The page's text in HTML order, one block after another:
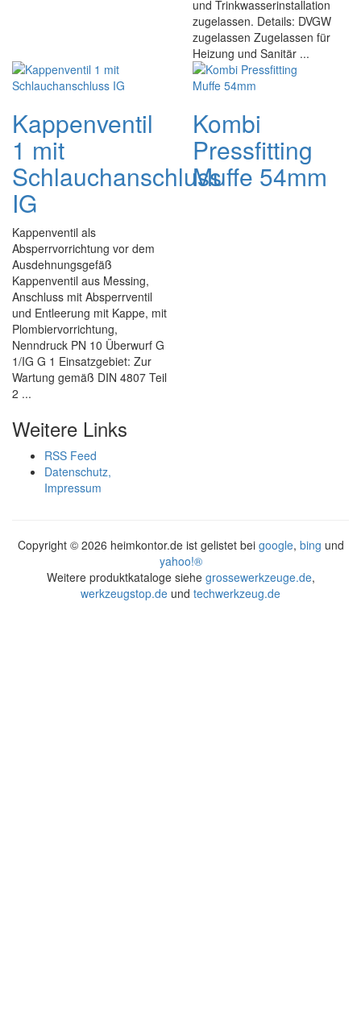
und Trinkwasserinstallation
zugelassen. Details: DVGW
zugelassen Zugelassen für
Heizung und Sanitär ...
Kappenventil
1 mit
Schlauchanschluss
IG
Kappenventil als
Absperrvorrichtung vor dem
Ausdehnungsgefäß
Kappenventil aus Messing,
Anschluss mit Absperrventil
und Entleerung mit Kappe, mit
Plombiervorrichtung,
Nenndruck PN 10 Überwurf G
1/IG G 1 Einsatzgebiet: Zur
Wartung gemäß DIN 4807 Teil
2 ...
Kombi
Pressfitting
Muffe 54mm
Weitere Links
RSS Feed
Datenschutz,
Impressum
Copyright © 2026 heimkontor.de ist gelistet bei google, bing und
yahoo!®
Weitere produktkataloge siehe grossewerkzeuge.de,
werkzeugstop.de und techwerkzeug.de